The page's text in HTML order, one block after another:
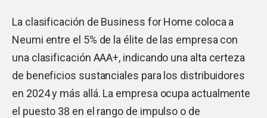
La clasificación de Business for Home coloca a
Neumi entre el 5% de la élite de las empresa con
una clasificación AAA+, indicando una alta certeza
de beneficios sustanciales para los distribuidores
en 2024 y más allá. La empresa ocupa actualmente
el puesto 38 en el rango de impulso o de